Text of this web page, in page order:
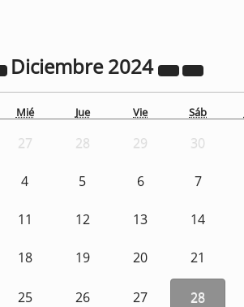
Diciembre2024
Mié Jue Vie Sáb
27 28 29 30
4 5 6 7
11 12 13 14
18 19 20 21
25 26 27 28